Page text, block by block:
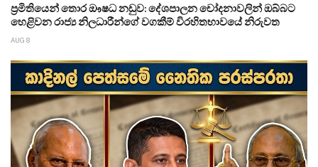
ප්‍රමිතියෙන් තොර ඖෂධ නඩුව: දේශපාලන චෝදනාවලින් ඔබ්බට
හෙළිවන රාජ්‍ය නිලධාරීන්ගේ වගකීම් විරහිතභාවයේ නිරුවත
AUG 8